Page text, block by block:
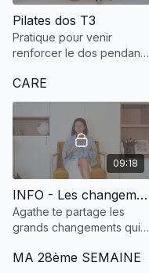
Pilates dos T3
Pratique pour venir
renforcer le dos pendant
CARE
09:18
INFO - Les changements du troisième trimestre
Agathe te partage les
grands changements qui
troisième trimestre.
MA 28ème SEMAINE